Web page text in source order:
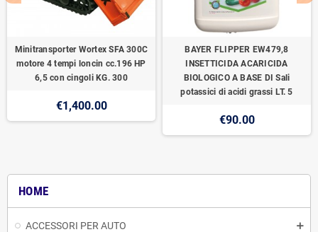
HOME
ACCESSORI PER AUTO
Minitransporter Wortex SFA 300C
motore 4 tempi loncin cc.196 HP
6,5 con cingoli KG. 300
€1,400.00
BAYER FLIPPER EW479,8
INSETTICIDA ACARICIDA
BIOLOGICO A BASE DI Sali
potassici di acidi grassi LT. 5
€90.00